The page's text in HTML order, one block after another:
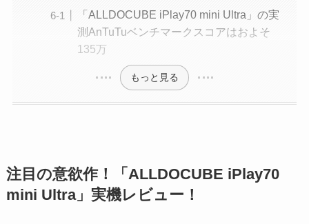
「ALLDOCUBE iPlay70 mini Ultra」の実
測AnTuTuベンチマークスコアはおよそ
135万
もっと見る
注目の意欲作！「ALLDOCUBE iPlay70
mini Ultra」実機レビュー！